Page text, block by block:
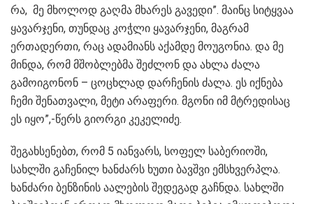
რა, მე მხოლოდ გაღმა მხარეს გავედი”. მაინც სიტყვაა
ყავარჯენი, თუნდაც კოჭლი ყავარჯენი, მაგრამ
ერთადერთი, რაც ადამიანს აქამდე მოუგონია. და მე
მინდა, რომ მშობლებმა შეძლონ და ახლა ძალა
გამოიგონონ – ცოცხლად დარჩენის ძალა. ეს იქნება
ჩემი შენათვალი, მეტი არაფერი. მგონი იმ მტრედისაც
ეს იყო”,-წერს გიორგი კეკელიძე.
შეგახსენებთ, რომ 5 იანვარს, სოფელ საბერიოში,
სახლში გაჩენილ ხანძარს ხუთი ბავშვი ემსხვერპლა.
ხანძარი ბენზინის აალების შედეგად გაჩნდა. სახლში